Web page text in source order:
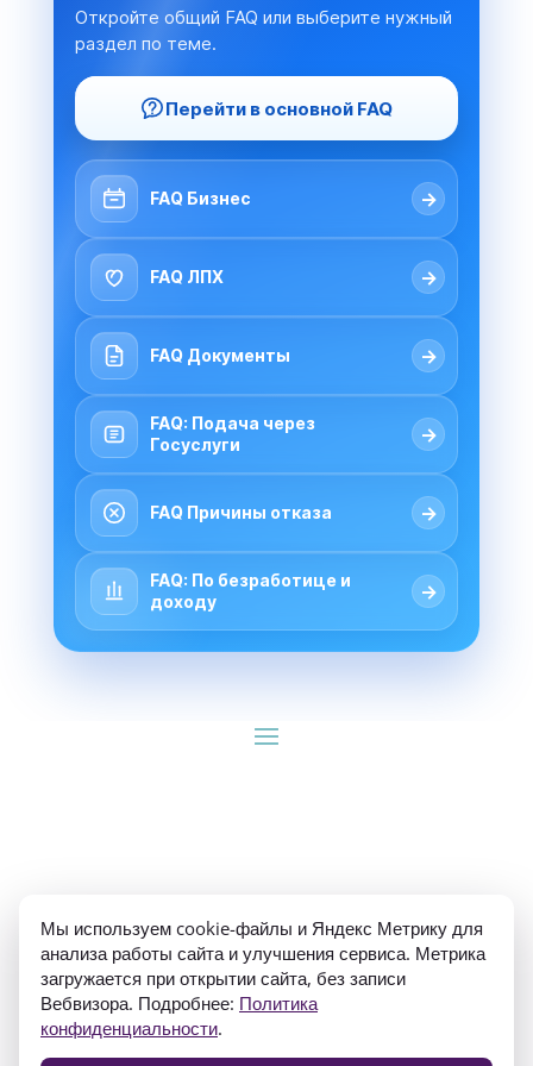
Откройте общий FAQ или выберите нужный
раздел по теме.
Перейти в основной FAQ
FAQ Бизнес →
FAQ ЛПХ →
FAQ Документы →
FAQ: Подача через
Госуслуги
→
FAQ Причины отказа →
FAQ: По безработице и
доходу
→
ИП Гуляев Е.А. ОГРН 310784709900570 ИНН
781020474307
Мы используем cookie-файлы и Яндекс Метрику для
анализа работы сайта и улучшения сервиса. Метрика
загружается при открытии сайта, без записи
Вебвизора. Подробнее: Политика
конфиденциальности.